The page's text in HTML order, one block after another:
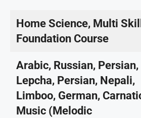
Home Science, Multi Skill
Foundation Course
Arabic, Russian, Persian,
Lepcha, Persian, Nepali,
Limboo, German,
Music (Melodic